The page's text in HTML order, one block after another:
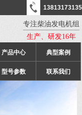
13813173135
专注柴油发电机组
生产、研发16年
产品中心 典型案例
型号参数 联系我们